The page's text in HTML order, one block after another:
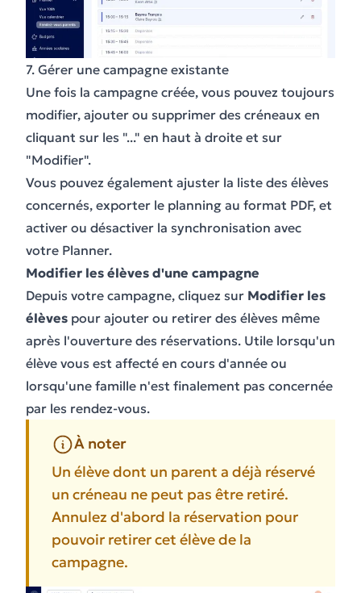
7. Gérer une campagne existante
Une fois la campagne créée, vous pouvez toujours
modifier, ajouter ou supprimer des créneaux en
cliquant sur les "..." en haut à droite et sur
"Modifier".
Vous pouvez également ajuster la liste des élèves
concernés, exporter le planning au format PDF, et
activer ou désactiver la synchronisation avec
votre Planner.
Modifier les élèves d'une campagne
Depuis votre campagne, cliquez sur Modifier les
élèves pour ajouter ou retirer des élèves même
après l'ouverture des réservations. Utile lorsqu'un
élève vous est affecté en cours d'année ou
lorsqu'une famille n'est finalement pas concernée
par les rendez-vous.
À noter
Un élève dont un parent a déjà réservé
un créneau ne peut pas être retiré.
Annulez d'abord la réservation pour
pouvoir retirer cet élève de la
campagne.